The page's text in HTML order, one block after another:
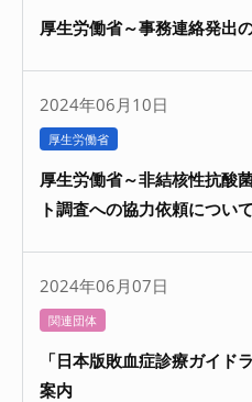
厚生労働省～事務連絡発出
2024年06月10日
厚生労働省
厚生労働省～非結核性抗酸
ト調査への協力依頼について
2024年06月07日
関連団体
「日本版敗血症診療ガイ
案内